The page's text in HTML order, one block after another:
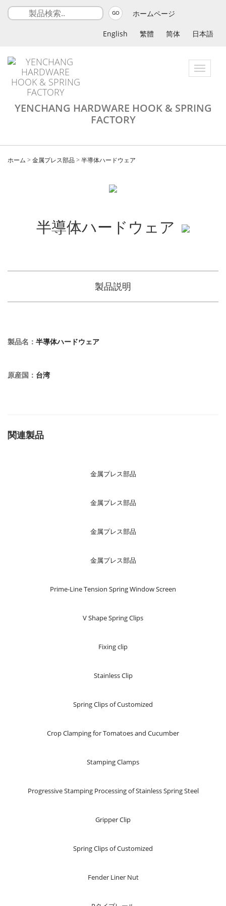
GO ホームページ
English 繁體 简体 日本語
Toggle
YENCHANG HARDWARE HOOK & SPRING
FACTORY
ホーム > 金属プレス部品> 半導体ハードウェア
半導体ハードウェア
製品説明
製品名 ： 半導体ハードウェア
原産国 ： 台湾
関連製品
金属プレス部品
金属プレス部品
金属プレス部品
金属プレス部品
Prime-Line Tension Spring Window Screen
V Shape Spring Clips
Fixing clip
Stainless Clip
Spring Clips of Customized
Crop Clamping for Tomatoes and Cucumber
Stamping Clamps
Progressive Stamping Processing of Stainless Spring Steel
Gripper Clip
Spring Clips of Customized
Fender Liner Nut